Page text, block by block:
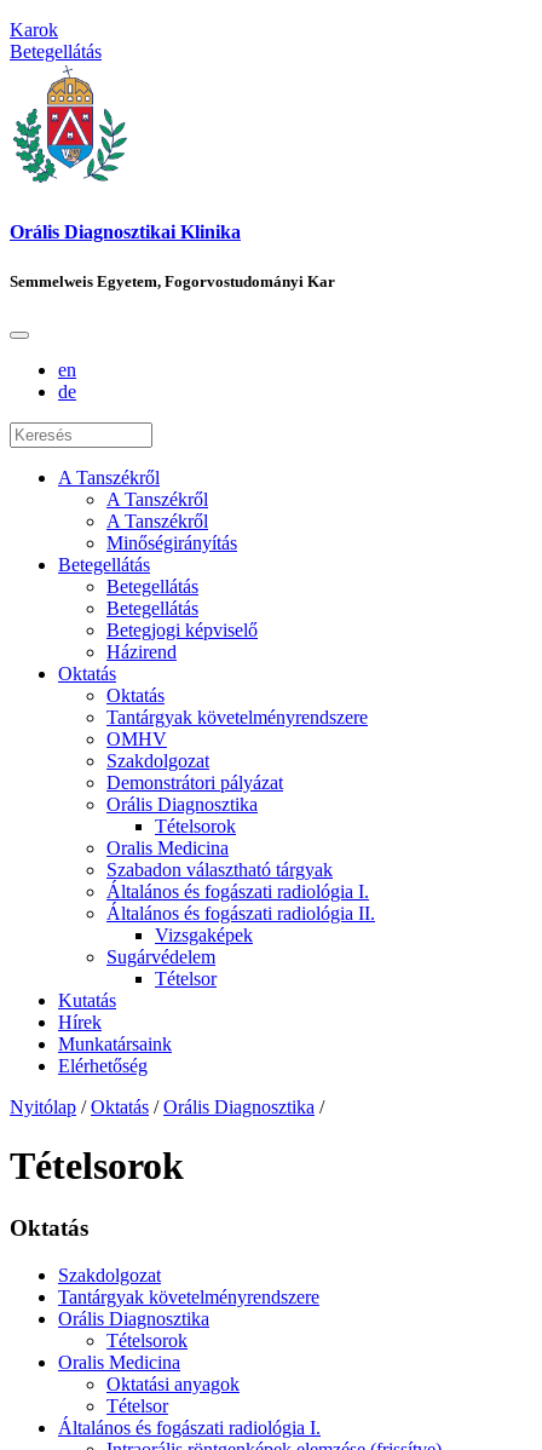
Karok
Betegellátás
Orális Diagnosztikai Klinika
Semmelweis Egyetem, Fogorvostudományi Kar
en
de
A Tanszékről
A Tanszékről
A Tanszékről
Minőségirányítás
Betegellátás
Betegellátás
Betegellátás
Betegjogi képviselő
Házirend
Oktatás
Oktatás
Tantárgyak követelményrendszere
OMHV
Szakdolgozat
Demonstrátori pályázat
Orális Diagnosztika
Tételsorok
Oralis Medicina
Szabadon választható tárgyak
Általános és fogászati radiológia I.
Általános és fogászati radiológia II.
Vizsgaképek
Sugárvédelem
Tételsor
Kutatás
Hírek
Munkatársaink
Elérhetőség
Nyitólap / Oktatás / Orális Diagnosztika /
Tételsorok
Oktatás
Szakdolgozat
Tantárgyak követelményrendszere
Orális Diagnosztika
Tételsorok
Oralis Medicina
Oktatási anyagok
Tételsor
Általános és fogászati radiológia I.